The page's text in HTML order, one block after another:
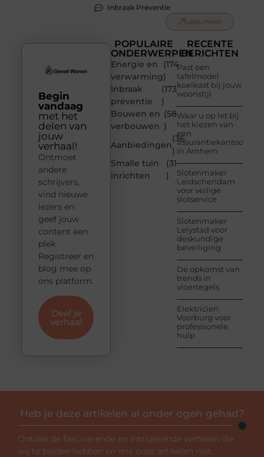
Inbraak Preventie
Lees meer
POPULAIRE
ONDERWERPEN
Energie en
verwarming
(174
)
Inbraak
preventie
(173
)
Bouwen en
verbouwen
(58
)
Aanbiedingen
(36
)
Smalle tuin
inrichten
(31
)
RECENTE
BERICHTEN
Past een
tafelmodel
koelkast bij jouw
woonstijl
Waar u op let bij
het kiezen van
een
assurantiekantoor
in Arnhem
Slotenmaker
Leidschendam
voor veilige
slotservice
Slotenmaker
Lelystad voor
deskundige
beveiliging
De opkomst van
trends in
vloertegels
Elektricien
Voorburg voor
professionele
hulp
Begin
vandaag
met het
delen van
jouw
verhaal!
Ontmoet
andere
schrijvers,
vind nieuwe
lezers en
geef jouw
content een
plek.
Registreer en
blog mee op
ons platform.
Deel je
verhaal
Heb je deze artikelen al onder ogen gehad?
Ontdek de fascinerende en intrigerende verhalen die
wij te bieden hebben en mis onze artikelen niet.